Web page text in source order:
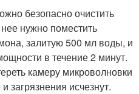
безопасно очистить
нужно поместить
залитую 500 мл воды, и
в течение 2 минут.
камеру микроволновки
загрязнения исчезнут.